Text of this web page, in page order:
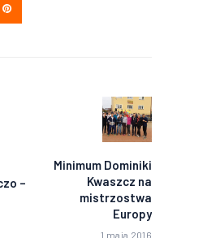
–
Minimum Dominiki
Kwaszcz na
mistrzostwa
Europy
1 maja 2016